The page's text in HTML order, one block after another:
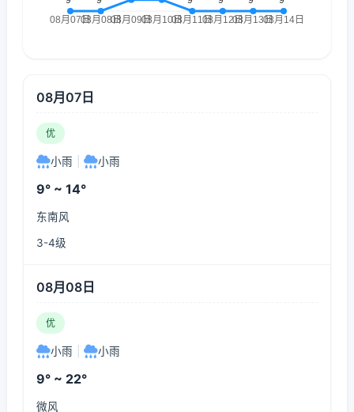
08月07日
优
小雨 小雨
9° ~ 14°
东南风
3-4级
08月08日
优
小雨 小雨
9° ~ 22°
微风